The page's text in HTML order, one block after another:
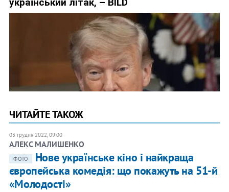
ЧИТАЙТЕ ТАКОЖ
03 грудня 2022, 09:00
АЛЕКС МАЛИШЕНКО
ФОТО
Нове українське кіно і найкраща
європейська комедія: що покажуть на 51-й
«Молодості»